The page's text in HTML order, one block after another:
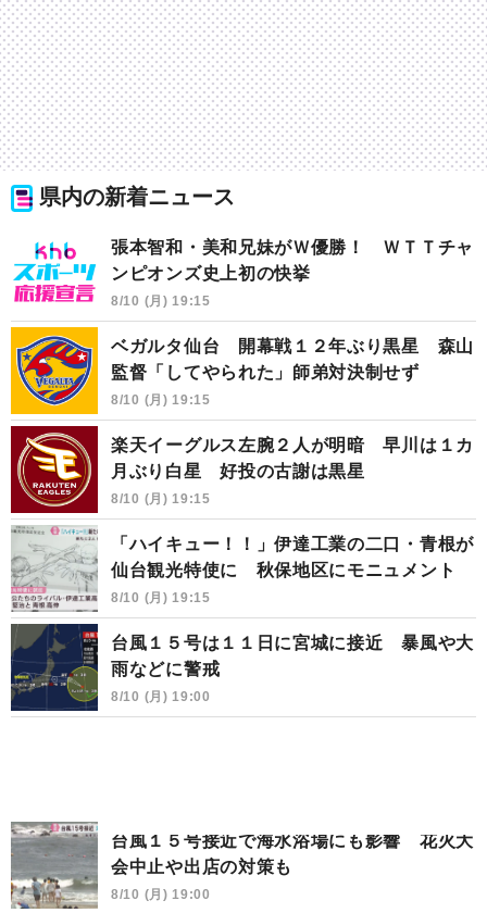
県内の新着ニュース
張本智和・美和兄妹がＷ優勝！ ＷＴＴチャ
ンピオンズ史上初の快挙
8/10 (月) 19:15
ベガルタ仙台 開幕戦１２年ぶり黒星 森山
監督「してやられた」師弟対決制せず
8/10 (月) 19:15
楽天イーグルス左腕２人が明暗 早川は１カ
月ぶり白星 好投の古謝は黒星
8/10 (月) 19:15
「ハイキュー！！」伊達工業の二口・青根が
仙台観光特使に 秋保地区にモニュメント
8/10 (月) 19:15
台風１５号は１１日に宮城に接近 暴風や大
雨などに警戒
8/10 (月) 19:00
台風１５号接近で海水浴場にも影響 花火大
会中止や出店の対策も
8/10 (月) 19:00